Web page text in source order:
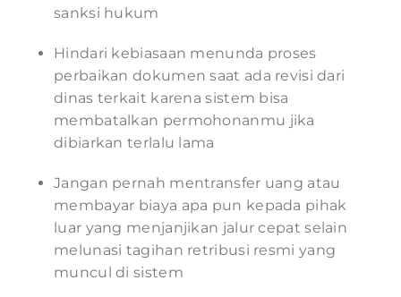
sanksi hukum
Hindari kebiasaan menunda proses
perbaikan dokumen saat ada revisi dari
dinas terkait karena sistem bisa
membatalkan permohonanmu jika
dibiarkan terlalu lama
Jangan pernah mentransfer uang atau
membayar biaya apa pun kepada pihak
luar yang menjanjikan jalur cepat selain
melunasi tagihan retribusi resmi yang
muncul di sistem